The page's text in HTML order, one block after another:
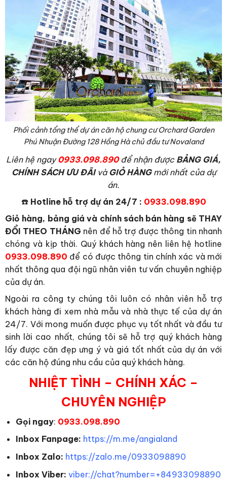
Phối cảnh tổng thể dự án căn hộ chung cư Orchard Garden
Phú Nhuận Đường 128 Hồng Hà chủ đầu tư Novaland
Liên hệ ngay 0933.098.890để nhận được BẢNG GIÁ,
CHÍNH SÁCH ƯU ĐÃIvàGIỎ HÀNGmới nhất của dự
án.
☎️Hotline hỗ trợ dự án 24/7 : 0933.098.890
Giỏ hàng, bảng giá và chính sách bán hàng sẽ THAY
ĐỔI THEO THÁNG nên để hỗ trợ được thông tin nhanh
chóng và kịp thời. Quý khách hàng nên liên hệ hotline
0933.098.890 để có được thông tin chính xác và mới
nhất thông qua đội ngũ nhân viên tư vấn chuyên nghiệp
của dự án.
Ngoài ra công ty chúng tôi luôn có nhân viên hỗ trợ
khách hàng đi xem nhà mẫu và nhà thực tế của dự án
24/7. Với mong muốn được phục vụ tốt nhất và đầu tư
sinh lời cao nhất, chúng tôi sẽ hỗ trợ quý khách hàng
lấy được căn đẹp ưng ý và giá tốt nhất của dự án với
các căn hộ đúng nhu cầu của quý khách hàng.
NHIỆT TÌNH – CHÍNH XÁC –
CHUYÊN NGHIỆP
Gọi ngay: 0933.098.890
Inbox Fanpage: https://m.me/angialand
Inbox Zalo: https://zalo.me/0933098890
Inbox Viber: viber://chat?number=+84933098890